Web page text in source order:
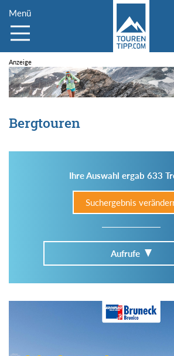
Menü
Bergtouren
Ihre Auswahl ergab 633
Suchergebnis
Aufrufe
Im Tourenarchiv suchen